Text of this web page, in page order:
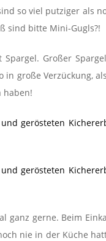
so viel putziger als
sind bitte Mini-Gugls?!
Großer
in große Verzückung,
haben!
ganz gerne. Beim
nie in der Küche